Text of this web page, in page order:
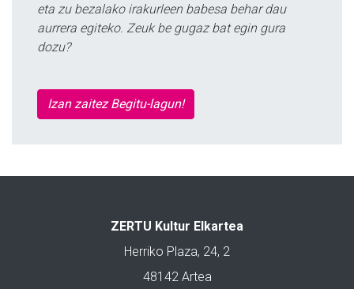
eta zu bezalako irakurleen babesa behar dau
aurrera egiteko. Zeuk be gugaz bat egin gura
dozu?
Izan zaitez Begitu-lagun!
ZERTU Kultur Elkartea
Herriko Plaza, 24, 2
48142 Artea